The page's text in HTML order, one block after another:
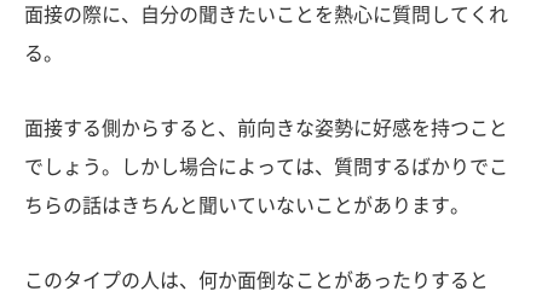
面接の際に、自分の聞きたいことを熱心に質問してくれ
る。
面接する側からすると、前向きな姿勢に好感を持つこと
でしょう。しかし場合によっては、質問するばかりでこ
ちらの話はきちんと聞いていないことがあります。
このタイプの人は、何か面倒なことがあったりすると